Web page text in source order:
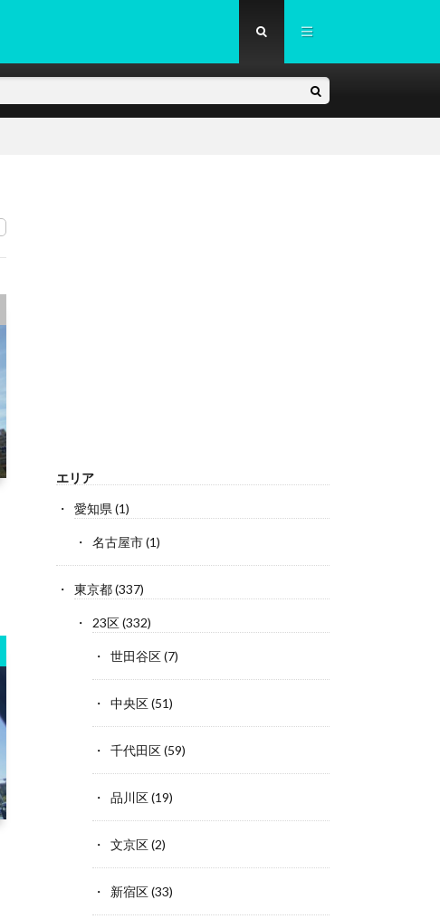
エリア
愛知県 (1)
名古屋市(1)
東京都(337)
23区(332)
世田谷区(7)
中央区(51)
千代田区(59)
品川区(19)
文京区(2)
新宿区(33)